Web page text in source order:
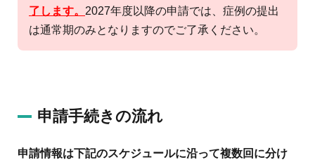
了します。 2027年度以降の申請では、症例の提出
は通常期のみとなりますのでご了承ください。
申請手続きの流れ
申請情報は下記のスケジュールに沿って複数回に分け